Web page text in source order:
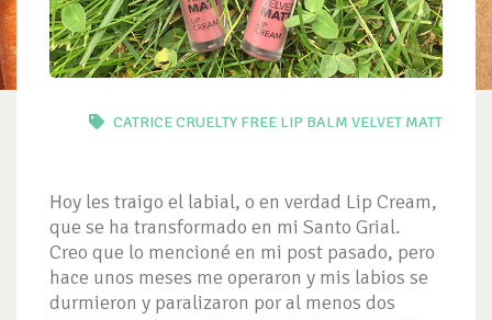
CATRICECRUELTY FREE LIP BALM VELVET MATT
Hoy les traigo el labial, o en verdad Lip Cream,
que se ha transformado en mi Santo Grial.
Creo que lo mencioné en mi post pasado, pero
hace unos meses me operaron y mis labios se
durmieron y paralizaron por al menos dos